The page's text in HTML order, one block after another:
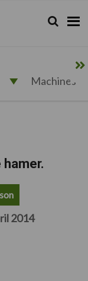
Zoeken...
Zoek
Machines
2014